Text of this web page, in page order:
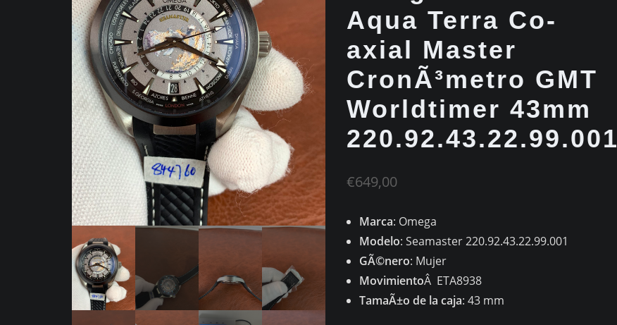
Aqua Terra Co-
axial Master
CronÃ³metro GMT
Worldtimer 43mm
220.92.43.22.99.001
€649,00
Marca: Omega
Modelo: Seamaster 220.92.43.22.99.001
GÃ©nero: Mujer
MovimientoÂ ETA8938
TamaÃ±o de la caja: 43 mm